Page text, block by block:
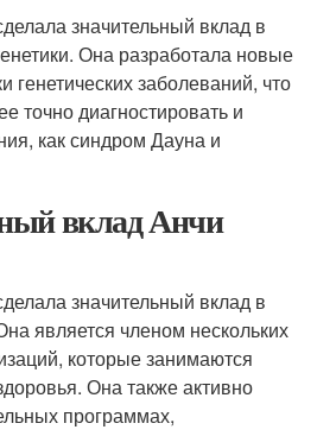
значительный вклад в
Она разработала новые
генетических заболеваний, что
точно диагностировать и
как синдром Дауна и
вклад Анчи
значительный вклад в
является членом нескольких
которые занимаются
Она также активно
программах,